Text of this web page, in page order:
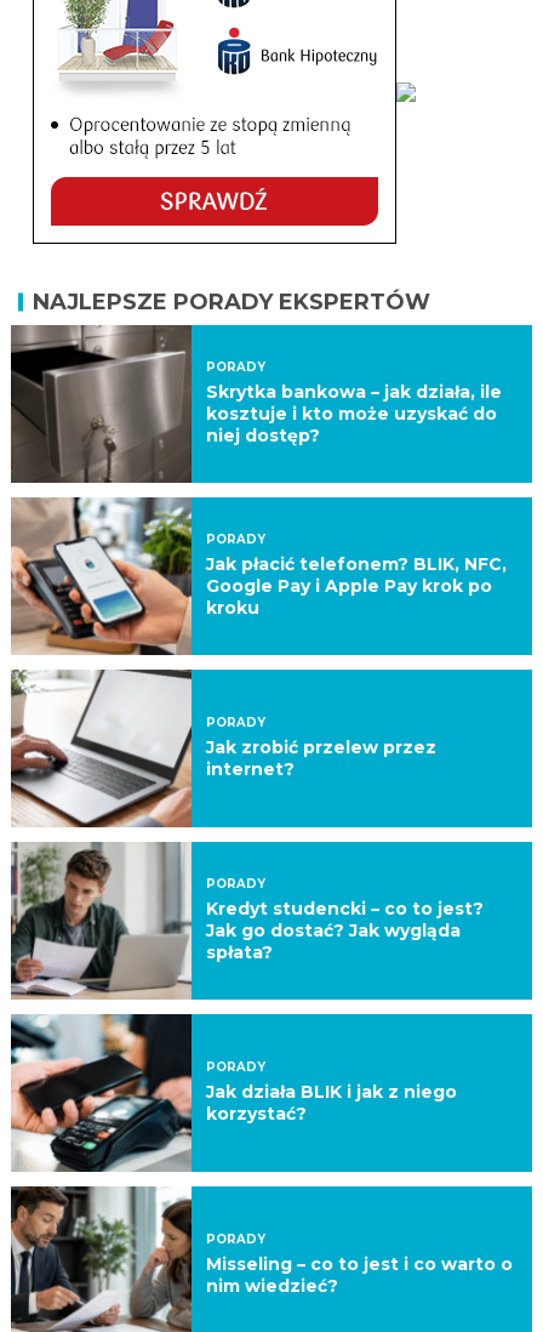
NAJLEPSZE PORADY EKSPERTÓW
PORADY
Skrytka bankowa – jak działa, ile
kosztuje i kto może uzyskać do
niej dostęp?
PORADY
Jak płacić telefonem? BLIK, NFC,
Google Pay i Apple Pay krok po
kroku
PORADY
Jak zrobić przelew przez
internet?
PORADY
Kredyt studencki – co to jest?
Jak go dostać? Jak wygląda
spłata?
PORADY
Jak działa BLIK i jak z niego
korzystać?
PORADY
Misseling – co to jest i co warto o
nim wiedzieć?